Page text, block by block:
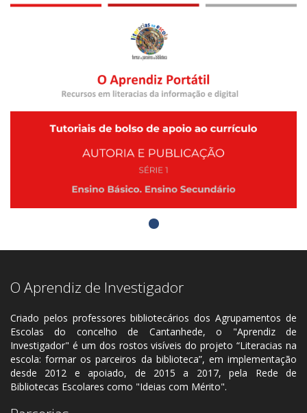
O Aprendiz de Investigador
Criado pelos professores bibliotecários dos Agrupamentos de
Escolas do concelho de Cantanhede, o "Aprendiz de
Investigador" é um dos rostos visíveis do projeto “Literacias na
escola: formar os parceiros da biblioteca”, em implementação
desde 2012 e apoiado, de 2015 a 2017, pela Rede de
Bibliotecas Escolares como "Ideias com Mérito".